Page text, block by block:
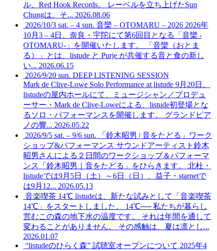
ル、Red Hook Records。 レーベルを立ち上げたSun
Chungは、そ... 2026.08.06
2026/10/3 sat. – 4 sun. 音欒 – OTOMARU – 2026 2026年
10月3 – 4日、奈良・宇陀にて第6回目となる「音欒 -
OTOMARU-」を開催いたします。 「音欒（おとま
る）」とは、listude と Purje が共催する音と食の新し
い... 2026.06.15
2026/9/20 sun. DEEP LISTENING SESSION
Mark de Clive-Lowe Solo Performance at listude 9月20日、
listudeの屋内ホールにて、ミュージシャン／プロデュ
ーサー・Mark de Clive-Loweによる、listude初登場とな
るソロ・パフォーマンスを開催します。 グランドピア
ノの響... 2026.05.22
2026/9/5 sat. – 9/6 sun. 「鈴木昭男 | 音をたどる」ワーク
ショップ&パフォーマンス サウンドアーティスト鈴木
昭男さんによる２日間のワークショップ＆パフォーマ
ンス「鈴木昭男｜音をたどる」をひらきます。 北杜・
listudeでは9月5日（土）～6日（日）、益子・starnetで
は9月12... 2026.05.13
音楽喫茶 14℃ listudeは、新たな試みとして「音楽喫茶
14℃」をスタートしました。 14℃── 私たちが暮らし
営むこの森の地下水の温度です。 それは年間を通して
変わることがありません。 その感触は、夏は凛とし...
2026.01.07
“listudeのひらく森” 試聴室オープンについて 2025年4